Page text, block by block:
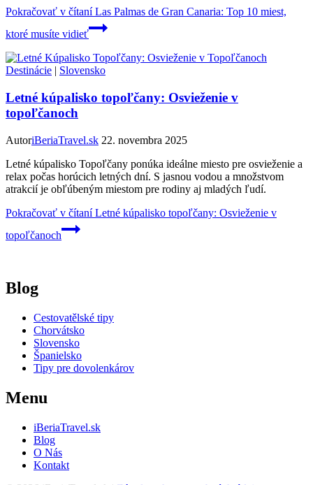
Pokračovať v čítaníLas Palmas de Gran Canaria: Top 10 miest,
ktoré musíte vidieť
Destinácie | Slovensko
Letné kúpalisko topoľčany: Osvieženie v
topoľčanoch
AutoriBeriaTravel.sk 22. novembra 2025
Letné kúpalisko Topoľčany ponúka ideálne miesto pre osvieženie a
relax počas horúcich letných dní. S jasnou vodou a množstvom
atrakcií je obľúbeným miestom pre rodiny aj mladých ľudí.
Pokračovať v čítaníLetné kúpalisko topoľčany: Osvieženie v
topoľčanoch
Blog
Cestovatělské tipy
Chorvátsko
Slovensko
Španielsko
Tipy pre dovolenkárov
Menu
iBeriaTravel.sk
Blog
O Nás
Kontakt